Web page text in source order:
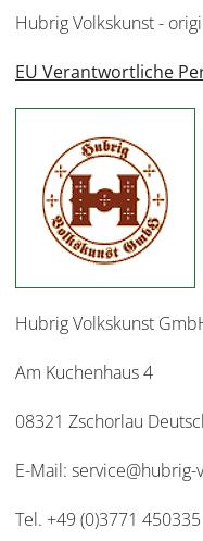
Hubrig Volkskunst -
EU Verantwortliche
Hubrig Volkskunst
Am Kuchenhaus 4
08321 Zschorlau
E-Mail:
Tel. +49 (0)3771 450335